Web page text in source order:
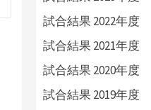
試合結果 2022年度
試合結果 2021年度
試合結果 2020年度
試合結果 2019年度